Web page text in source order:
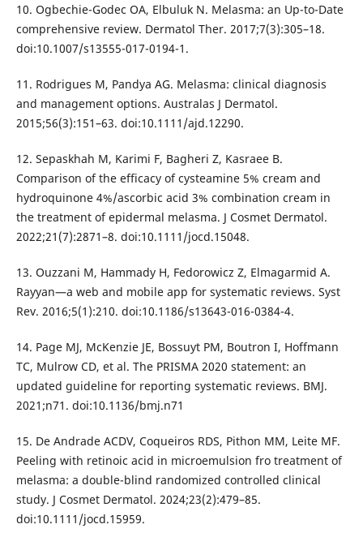
10. Ogbechie-Godec OA, Elbuluk N. Melasma: an Up-to-Date
comprehensive review. Dermatol Ther. 2017;7(3):305–18.
doi:10.1007/s13555-017-0194-1.
11. Rodrigues M, Pandya AG. Melasma: clinical diagnosis
and management options. Australas J Dermatol.
2015;56(3):151–63. doi:10.1111/ajd.12290.
12. Sepaskhah M, Karimi F, Bagheri Z, Kasraee B.
Comparison of the efficacy of cysteamine 5% cream and
hydroquinone 4%/ascorbic acid 3% combination cream in
the treatment of epidermal melasma. J Cosmet Dermatol.
2022;21(7):2871–8. doi:10.1111/jocd.15048.
13. Ouzzani M, Hammady H, Fedorowicz Z, Elmagarmid A.
Rayyan—a web and mobile app for systematic reviews. Syst
Rev. 2016;5(1):210. doi:10.1186/s13643-016-0384-4.
14. Page MJ, McKenzie JE, Bossuyt PM, Boutron I, Hoffmann
TC, Mulrow CD, et al. The PRISMA 2020 statement: an
updated guideline for reporting systematic reviews. BMJ.
2021;n71. doi:10.1136/bmj.n71
15. De Andrade ACDV, Coqueiros RDS, Pithon MM, Leite MF.
Peeling with retinoic acid in microemulsion fro treatment of
melasma: a double-blind randomized controlled clinical
study. J Cosmet Dermatol. 2024;23(2):479–85.
doi:10.1111/jocd.15959.